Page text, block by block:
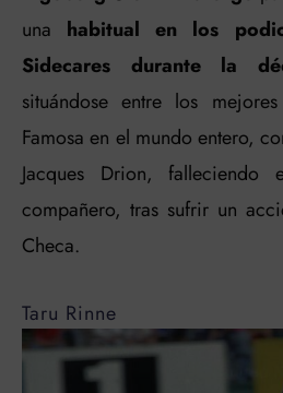
una habitual en los
Sidecares durante la
situándose entre los
Famosa en el mundo entero,
Jacques Drion,
compañero, tras sufrir un
Checa.
Taru Rinne